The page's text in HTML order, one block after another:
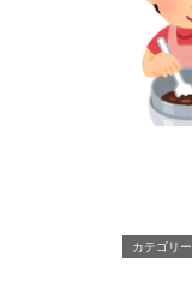
カテゴリー